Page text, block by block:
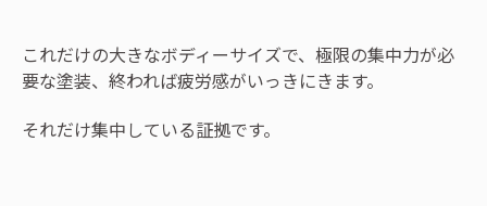
これだけの大きなボディーサイズで、極限の集中力が必
要な塗装、終われば疲労感がいっきにきます。
それだけ集中している証拠です。